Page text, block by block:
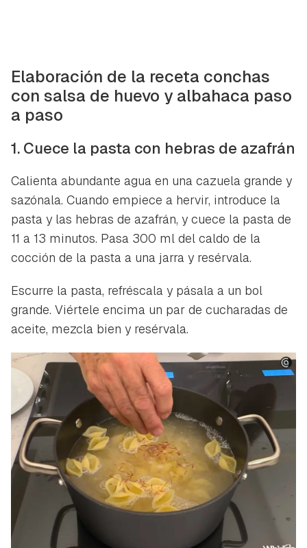
Elaboración de la receta conchas
con salsa de huevo y albahaca paso
a paso
1. Cuece la pasta con hebras de azafrán
Calienta abundante agua en una cazuela grande y
sazónala. Cuando empiece a hervir, introduce la
pasta y las hebras de azafrán, y cuece la pasta de
11 a 13 minutos. Pasa 300 ml del caldo de la
cocción de la pasta a una jarra y resérvala.
Escurre la pasta, refréscala y pásala a un bol
grande. Viértele encima un par de cucharadas de
aceite, mezcla bien y resérvala.